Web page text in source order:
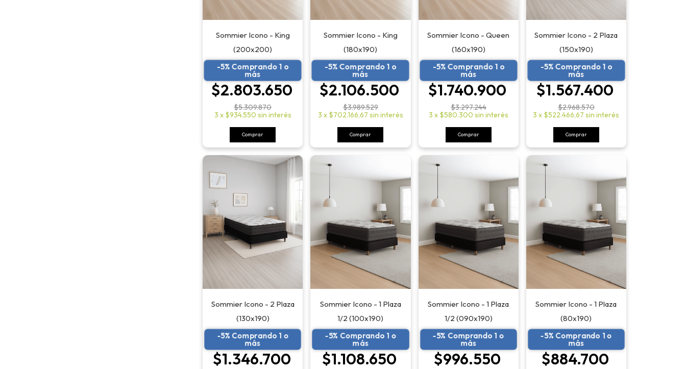
Sommier Icono - King
(200x200)
-5% Comprando 1 o
más
$2.803.650
$5.309.870
3 x $934.550 sin interés
Comprar
Sommier Icono - King
(180x190)
-5% Comprando 1 o
más
$2.106.500
$3.989.529
3 x $702.166,67 sin interés
Comprar
Sommier Icono - Queen
(160x190)
-5% Comprando 1 o
más
$1.740.900
$3.297.244
3 x $580.300 sin interés
Comprar
Sommier Icono - 2 Plaza
(150x190)
-5% Comprando 1 o
más
$1.567.400
$2.968.570
3 x $522.466,67 sin interés
Comprar
Sommier Icono - 2 Plaza
(130x190)
-5% Comprando 1 o
más
$1.346.700
Sommier Icono - 1 Plaza
1/2 (100x190)
-5% Comprando 1 o
más
$1.108.650
Sommier Icono - 1 Plaza
1/2 (090x190)
-5% Comprando 1 o
más
$996.550
Sommier Icono - 1 Plaza
(80x190)
-5% Comprando 1 o
más
$884.700